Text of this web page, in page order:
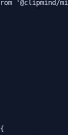
'@clipmind/